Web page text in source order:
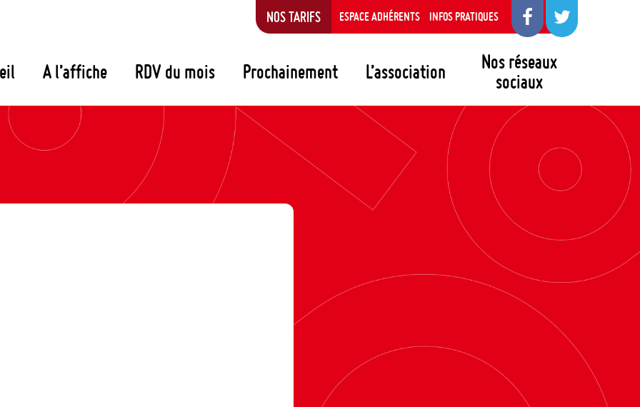
A l’affiche RDV du mois Prochainement L’association
Nos réseaux
sociaux
NOS TARIFS ESPACE ADHÉRENTS INFOS PRATIQUES